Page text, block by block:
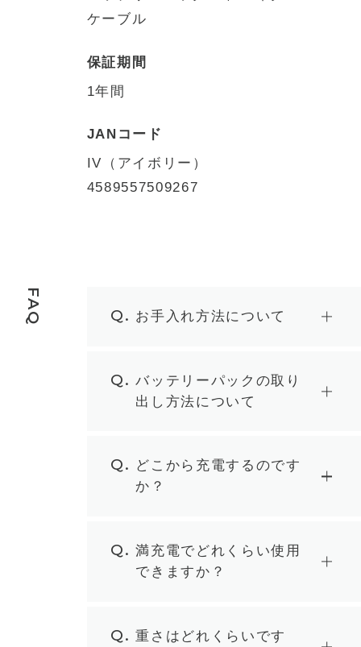
ケーブル
保証期間
1年間
JANコード
IV（アイボリー）
4589557509267
FAQ Q. お手入れ方法について
Q. バッテリーパックの取り
出し方法について
Q. どこから充電するのです
か？
Q. 満充電でどれくらい使用
できますか？
Q. 重さはどれくらいです